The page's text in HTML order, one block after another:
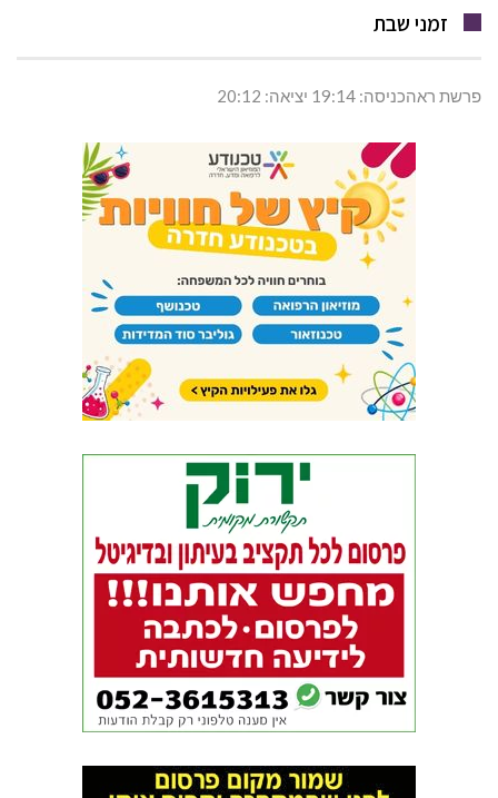
זמני שבת
פרשת ראהכניסה: 19:14 יציאה: 20:12